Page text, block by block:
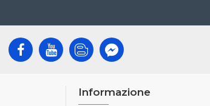
Informazione